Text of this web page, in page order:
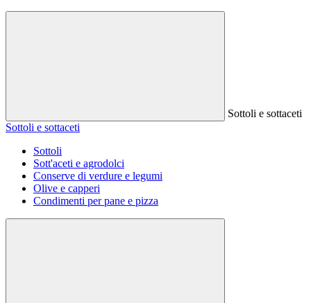
Sottoli e sottaceti
Sottoli e sottaceti
Sottoli
Sott'aceti e agrodolci
Conserve di verdure e legumi
Olive e capperi
Condimenti per pane e pizza